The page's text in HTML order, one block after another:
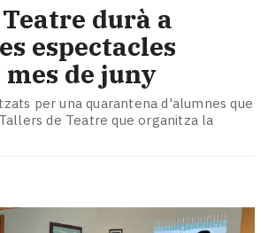
durà a
espectacles
de juny
per una quarantena d'alumnes que
de Teatre que organitza la